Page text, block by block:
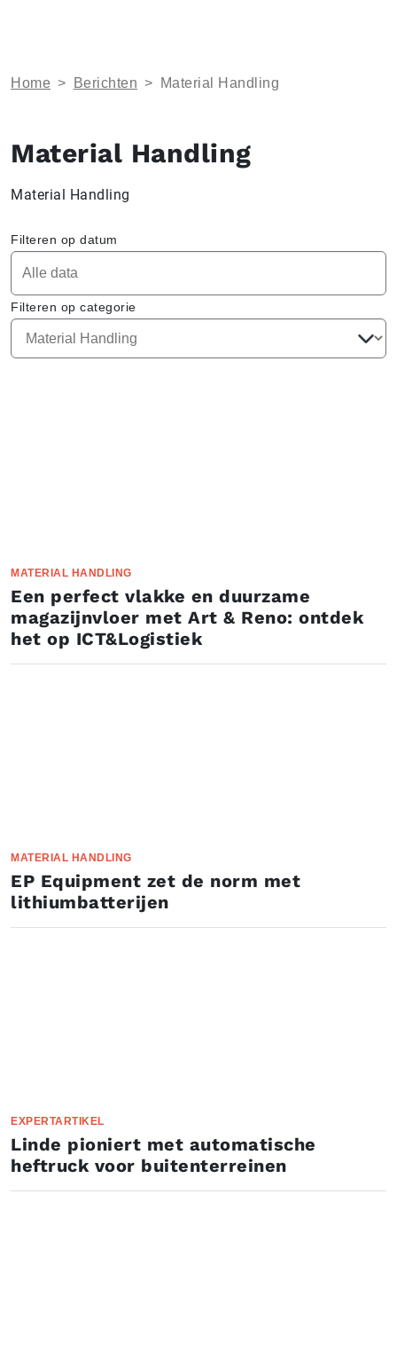
Home > Berichten > Material Handling
Material Handling
Material Handling
Filteren op datum
Filteren op categorie
MATERIAL HANDLING
Een perfect vlakke en duurzame
magazijnvloer met Art & Reno: ontdek
het op ICT&Logistiek
MATERIAL HANDLING
EP Equipment zet de norm met
lithiumbatterijen
EXPERTARTIKEL
Linde pioniert met automatische
heftruck voor buitenterreinen